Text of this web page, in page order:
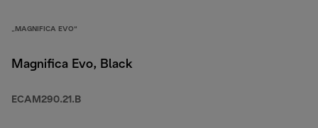
„MAGNIFICA EVO“
Magnifica Evo, Black
ECAM290.21.B